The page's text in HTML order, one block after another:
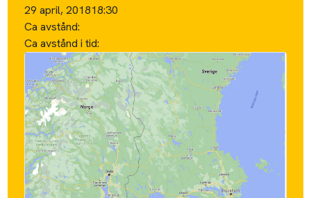
29 april, 201818:30
Ca avstånd:
Ca avstånd i tid: